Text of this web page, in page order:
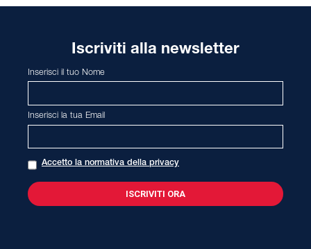
Iscriviti alla newsletter
Inserisci il tuo Nome
Inserisci la tua Email
Accetto la normativa della privacy